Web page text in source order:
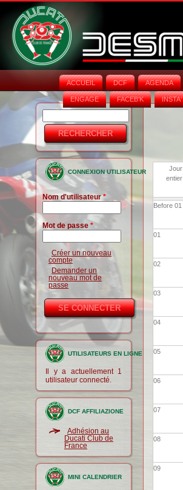
ACCUEIL DCF AGENDA
ENGAGE FACEB'K INSTA‘
Formulaire
de
recherche
CONNEXION UTILISATEUR
Nom d'utilisateur*
Mot de passe *
Créer un nouveau
compte
Demander un
nouveau mot de
passe
UTILISATEURS EN LIGNE
Il y a actuellement 1
utilisateur connecté.
DCF AFFILIAZIONE
Adhésion au
Ducati Club de
France
MINI CALENDRIER
Jour
entier
Before 01
01
02
03
04
05
06
07
08
09